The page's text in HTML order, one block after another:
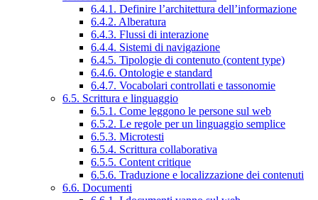
6.4.1. Definire l’architettura dell’informazione
6.4.2. Alberatura
6.4.3. Flussi di interazione
6.4.4. Sistemi di navigazione
6.4.5. Tipologie di contenuto (content type)
6.4.6. Ontologie e standard
6.4.7. Vocabolari controllati e tassonomie
6.5. Scrittura e linguaggio
6.5.1. Come leggono le persone sul web
6.5.2. Le regole per un linguaggio semplice
6.5.3. Microtesti
6.5.4. Scrittura collaborativa
6.5.5. Content critique
6.5.6. Traduzione e localizzazione dei contenuti
6.6. Documenti